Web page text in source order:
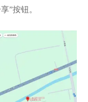
”按钮。